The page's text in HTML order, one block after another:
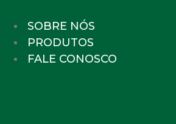
para
conteúdo
SOBRE NÓS
PRODUTOS
FALE CONOSCO